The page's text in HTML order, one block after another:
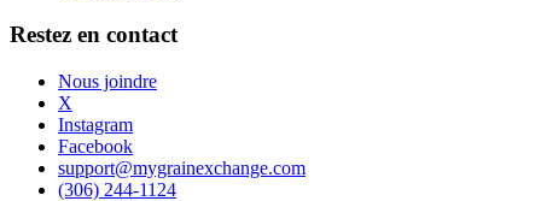
Restez en contact
Nous joindre
X
Instagram
Facebook
support@mygrainexchange.com
(306) 244-1124